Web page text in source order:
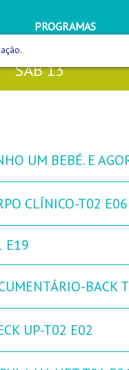
PROGRAMAS
SÁB13
UM BEBÉ. E
CLÍNICO-T02 E06
E19
BACK
UP-T02 E02